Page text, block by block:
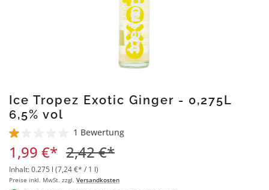
Ice Tropez Exotic Ginger - 0,275L
6,5% vol
Durchschnittliche Bewertung von 1 von 5 Sternen
1 Bewertung
1,99 €* 2,42 €*
Inhalt:0.275 l (7,24 €* / 1 l)
Preise inkl. MwSt. zzgl. Versandkosten